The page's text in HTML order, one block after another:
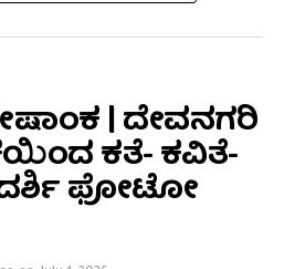
| ದೇವನಗರಿ
ಕತೆ- ಕವಿತೆ-
ಫೋಟೋ